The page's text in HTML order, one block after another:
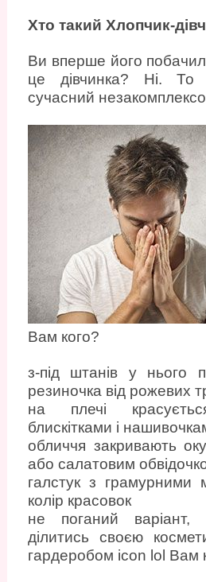
Хто такий Хлопчик-
Ви вперше його
це дівчинка? Ні. То
сучасний
Вам кого?
з-під штанів у нього
резиночка від рожевих
на плечі
блискітками і
обличчя закривають
або салатовим
галстук з грамурними
колір красовок
не поганий варіант,
ділитись своєю
гардеробом icon lol Вам